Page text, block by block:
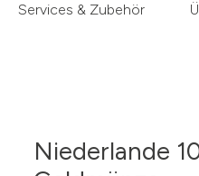
Services & Zubehör
Niederlande